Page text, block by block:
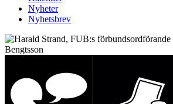
Nyheter
Nyhetsbrev